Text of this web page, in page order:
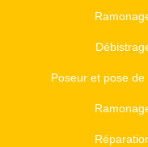
Poseur et pose